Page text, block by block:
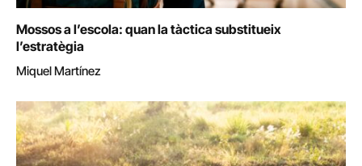
Mossos a l’escola: quan la tàctica substitueix
l’estratègia
Miquel Martínez